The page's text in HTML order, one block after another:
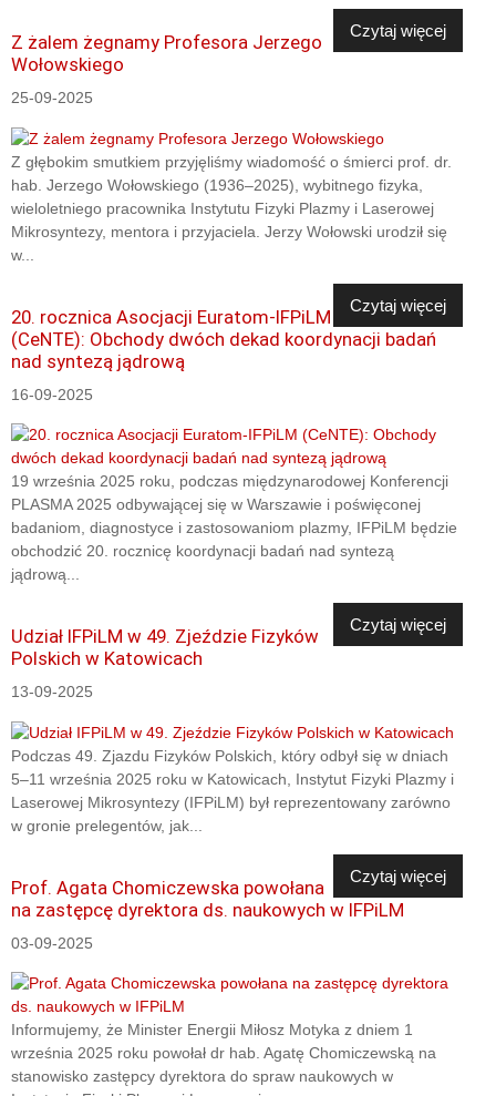
Czytaj więcej
Z żalem żegnamy Profesora Jerzego
Wołowskiego
25-09-2025
Z głębokim smutkiem przyjęliśmy wiadomość o śmierci prof. dr.
hab. Jerzego Wołowskiego (1936–2025), wybitnego fizyka,
wieloletniego pracownika Instytutu Fizyki Plazmy i Laserowej
Mikrosyntezy, mentora i przyjaciela. Jerzy Wołowski urodził się
w...
Czytaj więcej
20. rocznica Asocjacji Euratom-IFPiLM
(CeNTE): Obchody dwóch dekad koordynacji badań
nad syntezą jądrową
16-09-2025
19 września 2025 roku, podczas międzynarodowej Konferencji
PLASMA 2025 odbywającej się w Warszawie i poświęconej
badaniom, diagnostyce i zastosowaniom plazmy, IFPiLM będzie
obchodzić 20. rocznicę koordynacji badań nad syntezą
jądrową...
Czytaj więcej
Udział IFPiLM w 49. Zjeździe Fizyków
Polskich w Katowicach
13-09-2025
Podczas 49. Zjazdu Fizyków Polskich, który odbył się w dniach
5–11 września 2025 roku w Katowicach, Instytut Fizyki Plazmy i
Laserowej Mikrosyntezy (IFPiLM) był reprezentowany zarówno
w gronie prelegentów, jak...
Czytaj więcej
Prof. Agata Chomiczewska powołana
na zastępcę dyrektora ds. naukowych w IFPiLM
03-09-2025
Informujemy, że Minister Energii Miłosz Motyka z dniem 1
września 2025 roku powołał dr hab. Agatę Chomiczewską na
stanowisko zastępcy dyrektora do spraw naukowych w